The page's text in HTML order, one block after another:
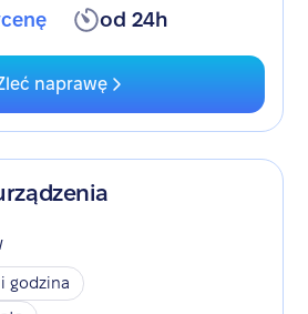
od 24h
naprawę
godzina